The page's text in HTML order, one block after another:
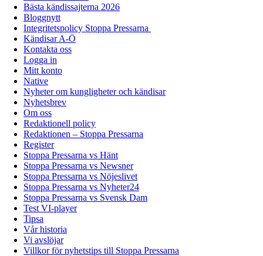
Bästa kändissajterna 2026
Bloggnytt
Integritetspolicy Stoppa Pressarna
Kändisar A-Ö
Kontakta oss
Logga in
Mitt konto
Native
Nyheter om kungligheter och kändisar
Nyhetsbrev
Om oss
Redaktionell policy
Redaktionen – Stoppa Pressarna
Register
Stoppa Pressarna vs Hänt
Stoppa Pressarna vs Newsner
Stoppa Pressarna vs Nöjeslivet
Stoppa Pressarna vs Nyheter24
Stoppa Pressarna vs Svensk Dam
Test VI-player
Tipsa
Vår historia
Vi avslöjar
Villkor för nyhetstips till Stoppa Pressarna